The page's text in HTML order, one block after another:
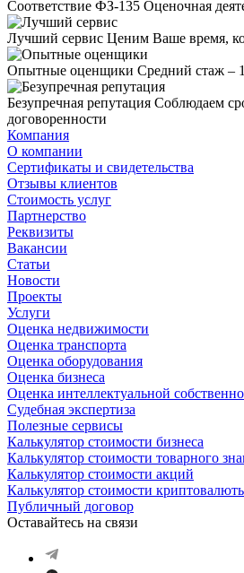
Соответствие ФЗ-135 Оценочная
Лучший сервис Ценим Ваше время,
Опытные оценщики Средний стаж –
Безупречная репутация Соблюдаем
договоренности
Компания
О компании
Сертификаты и свидетельства
Отзывы клиентов
Стоимость услуг
Партнерство
Реквизиты
Вакансии
Статьи
Новости
Проекты
Услуги
Оценка недвижимости
Оценка транспорта
Оценка оборудования
Оценка бизнеса
Оценка интеллектуальной
Судебная экспертиза
Полезные сервисы
Калькулятор стоимости бизнеса
Калькулятор стоимости товарного
Калькулятор стоимости акций
Калькулятор стоимости
Публичный договор
Оставайтесь на связи